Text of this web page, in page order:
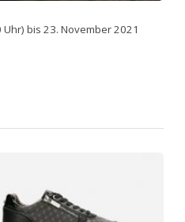
bis 23. November 2021